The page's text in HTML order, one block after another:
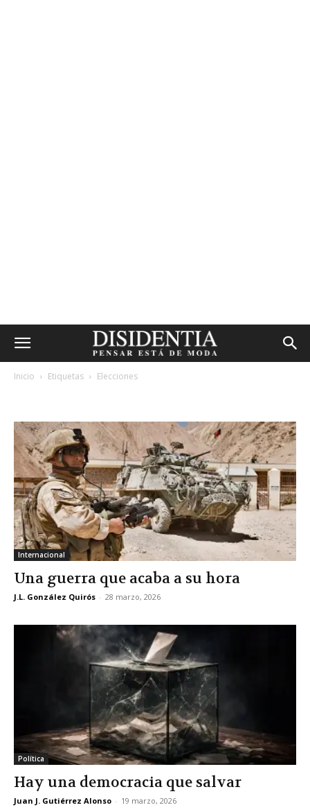
Inicio Etiquetas Elecciones
Internacional
Una guerra que acaba a su hora
J.L. González Quirós - 28 marzo, 2026
Política
Hay una democracia que salvar
Juan J. Gutiérrez Alonso - 19 marzo, 2026